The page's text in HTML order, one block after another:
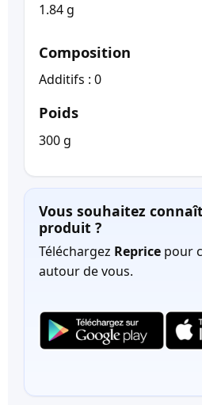
1.84 g
Composition
Additifs : 0
Poids
300 g
Vous souhaitez
produit ?
Téléchargez Reprice pour
autour de vous.